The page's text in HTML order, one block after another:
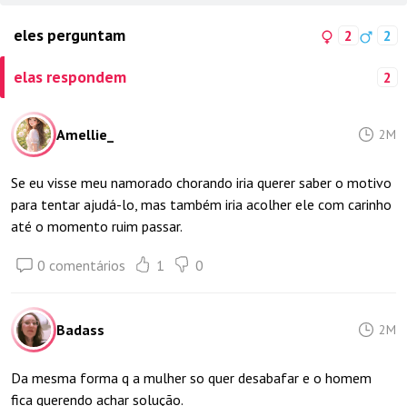
eles perguntam 2 2
elas respondem 2
Amellie_ 2M
Se eu visse meu namorado chorando iria querer saber o motivo
para tentar ajudá-lo, mas também iria acolher ele com carinho
até o momento ruim passar.
0 comentários 1 0
Badass 2M
Da mesma forma q a mulher so quer desabafar e o homem
fica querendo achar solução.